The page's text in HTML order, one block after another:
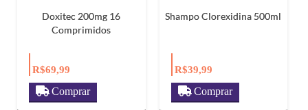
Doxitec 200mg 16
Comprimidos
R$69,99
Comprar
Shampo Clorexidina 500ml
R$39,99
Comprar